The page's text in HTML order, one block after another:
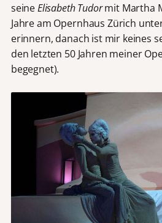
seineElisabeth Tudormit Martha
Jahre am Opernhaus Zürich
erinnern, danach ist mir keines
den letzten 50 Jahren meiner
begegnet).